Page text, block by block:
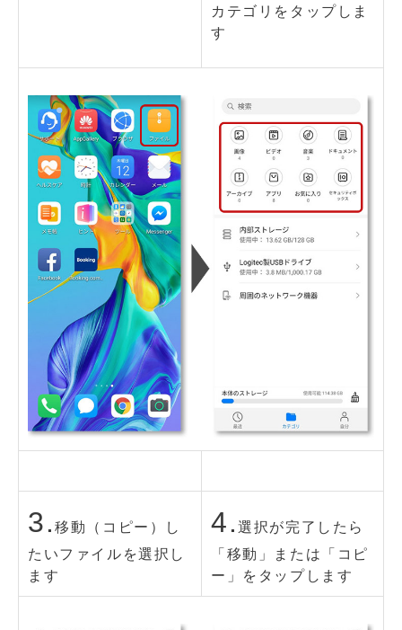
カテゴリをタップしま
す
3.移動（コピー）し
たいファイルを選択し
ます
4.選択が完了したら
「移動」または「コピ
ー」をタップします